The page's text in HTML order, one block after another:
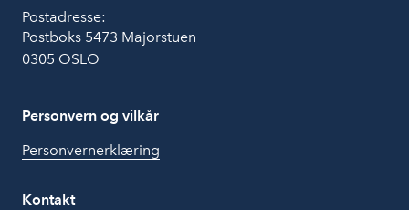
Postadresse:
Postboks 5473 Majorstuen
0305 OSLO
Personvern og vilkår
Personvernerklæring
Kontakt